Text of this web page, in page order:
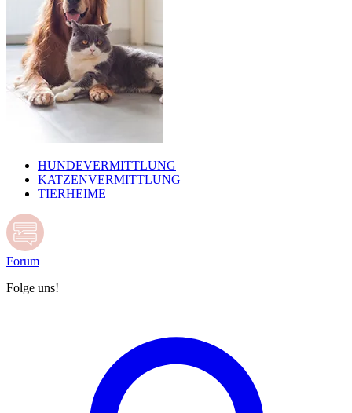
HUNDEVERMITTLUNG
KATZENVERMITTLUNG
TIERHEIME
Forum
Folge uns!